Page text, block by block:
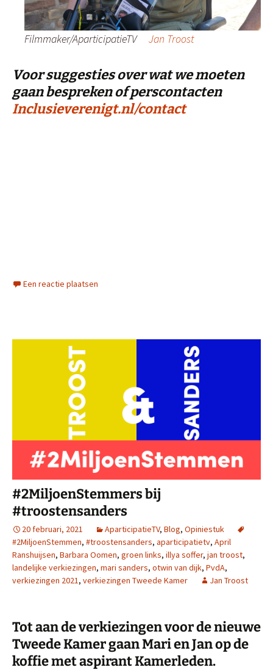
Filmmaker/AparticipatieTV Jan Troost
Voor suggesties over wat we moeten
gaan bespreken of perscontacten
Inclusieverenigt.nl/contact
Een reactie plaatsen
#2MiljoenStemmers bij
#troostensanders
20 februari, 2021 AparticipatieTV, Blog, Opiniestuk
#2MiljoenStemmen, #troostensanders, aparticipatietv, April
Ranshuijsen, Barbara Oomen, groen links, illya soffer, jan troost,
landelijke verkiezingen, mari sanders, otwin van dijk, PvdA,
verkiezingen 2021, verkiezingen Tweede Kamer Jan Troost
Tot aan de verkiezingen voor de nieuwe
Tweede Kamer gaan Mari en Jan op de
koffie met aspirant Kamerleden.